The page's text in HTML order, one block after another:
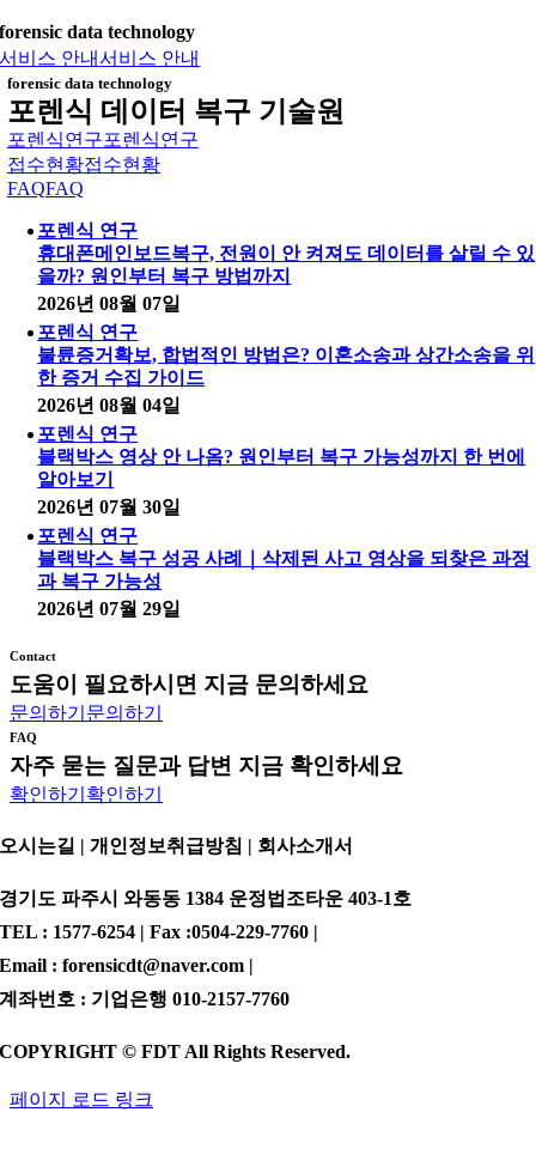
forensic data technology
서비스 안내서비스 안내
forensic data technology
포렌식 데이터 복구 기술원
포렌식연구포렌식연구
접수현황접수현황
FAQFAQ
포렌식 연구
휴대폰메인보드복구, 전원이 안 켜져도 데이터를 살릴 수 있
을까? 원인부터 복구 방법까지
2026년 08월 07일
포렌식 연구
불륜증거확보, 합법적인 방법은? 이혼소송과 상간소송을 위
한 증거 수집 가이드
2026년 08월 04일
포렌식 연구
블랙박스 영상 안 나옴? 원인부터 복구 가능성까지 한 번에
알아보기
2026년 07월 30일
포렌식 연구
블랙박스 복구 성공 사례｜삭제된 사고 영상을 되찾은 과정
과 복구 가능성
2026년 07월 29일
Contact
도움이 필요하시면 지금 문의하세요
문의하기 문의하기
FAQ
자주 묻는 질문과 답변 지금 확인하세요
확인하기 확인하기
오시는길 | 개인정보취급방침 | 회사소개서
경기도 파주시 와동동 1384 운정법조타운 403-1호
TEL : 1577-6254 | Fax :0504-229-7760 |
Email : forensicdt@naver.com |
계좌번호 : 기업은행 010-2157-7760
COPYRIGHT © FDT All Rights Reserved.
페이지 로드 링크